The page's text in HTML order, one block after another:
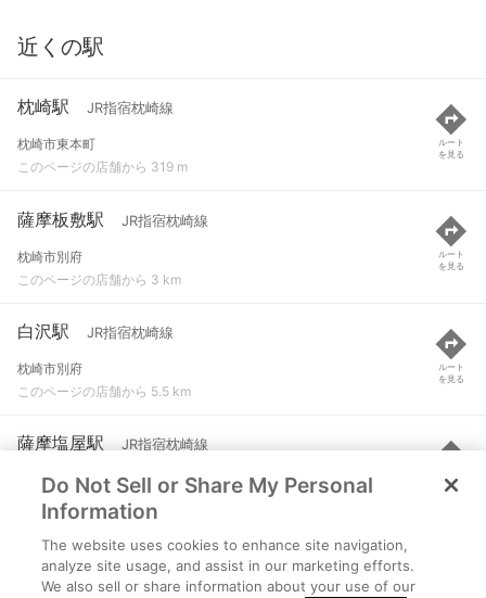
近くの駅
枕崎駅 JR指宿枕崎線
枕崎市東本町
このページの店舗から 319 m
ルート
を見る
薩摩板敷駅 JR指宿枕崎線
枕崎市別府
このページの店舗から 3 km
ルート
を見る
白沢駅 JR指宿枕崎線
枕崎市別府
このページの店舗から 5.5 km
ルート
を見る
薩摩塩屋駅 JR指宿枕崎線
南九州市知覧町塩屋
このページの店舗から 7.3 km
ルート
を見る
松ケ浦駅 JR指宿枕崎線
鹿児島県南九州市知覧町南別府小山25067
Do Not Sell or Share My Personal
Information
The website uses cookies to enhance site navigation,
analyze site usage, and assist in our marketing efforts.
We also sell or share information about your use of our